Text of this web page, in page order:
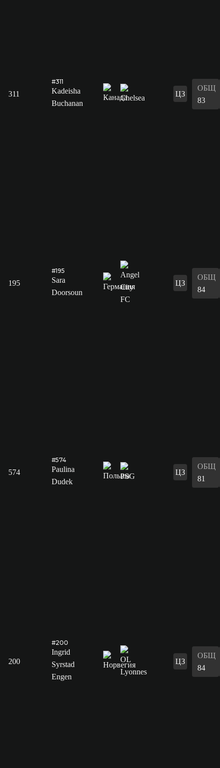
311
#311
Kadeisha
Buchanan
ЦЗ
ОБЩ
83
195
#195
Sara
Doorsoun
ЦЗ
ОБЩ
84
574
#574
Paulina
Dudek
ЦЗ
ОБЩ
81
200
#200
Ingrid
Syrstad
Engen
ЦЗ
ОБЩ
84